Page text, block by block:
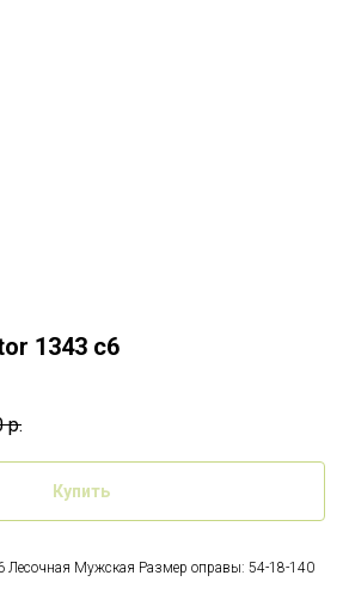
1343 c6
р.
Купить
Лесочная Мужская Размер оправы: 54-18-140